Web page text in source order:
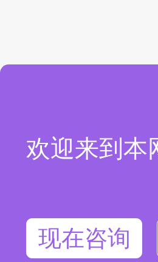
欢迎来到本
现在咨询